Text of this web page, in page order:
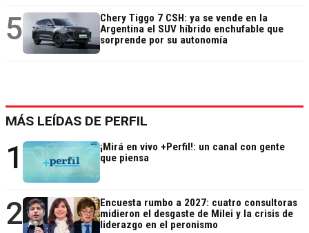
5
Chery Tiggo 7 CSH: ya se vende en la
Argentina el SUV híbrido enchufable que
sorprende por su autonomía
MÁS LEÍDAS DE PERFIL
1
¡Mirá en vivo +Perfil!: un canal con gente
que piensa
2
Encuesta rumbo a 2027: cuatro consultoras
midieron el desgaste de Milei y la crisis de
liderazgo en el peronismo